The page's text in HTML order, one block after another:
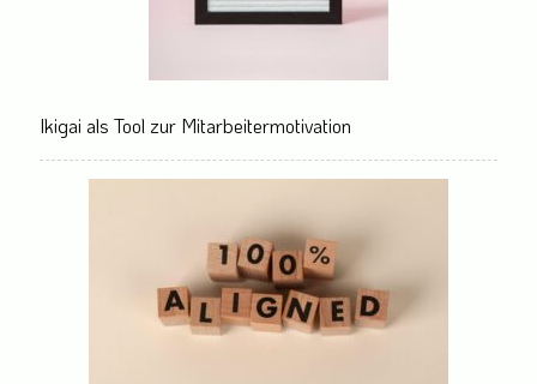
Ikigai als Tool zur Mitarbeitermotivation